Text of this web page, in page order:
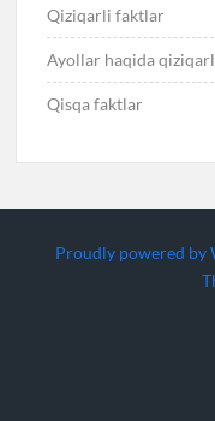
Qiziqarli faktlar
Ayollar haqida
Qisqa faktlar
Proudly powered by